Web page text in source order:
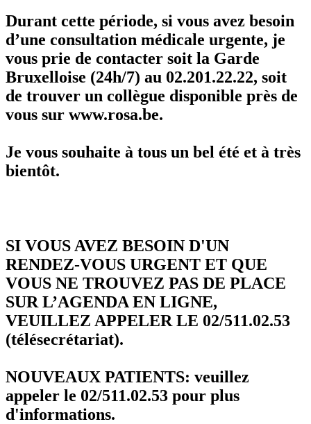
Durant cette période, si vous avez besoin
d’une consultation médicale urgente, je
vous prie de contacter soit la Garde
Bruxelloise (24h/7) au 02.201.22.22, soit
de trouver un collègue disponible près de
vous sur www.rosa.be.
Je vous souhaite à tous un bel été et à très
bientôt.
SI VOUS AVEZ BESOIN D'UN
RENDEZ-VOUS URGENT ET QUE
VOUS NE TROUVEZ PAS DE PLACE
SUR L’AGENDA EN LIGNE,
VEUILLEZ APPELER LE 02/511.02.53
(télésecrétariat).
NOUVEAUX PATIENTS: veuillez
appeler le 02/511.02.53 pour plus
d'informations.